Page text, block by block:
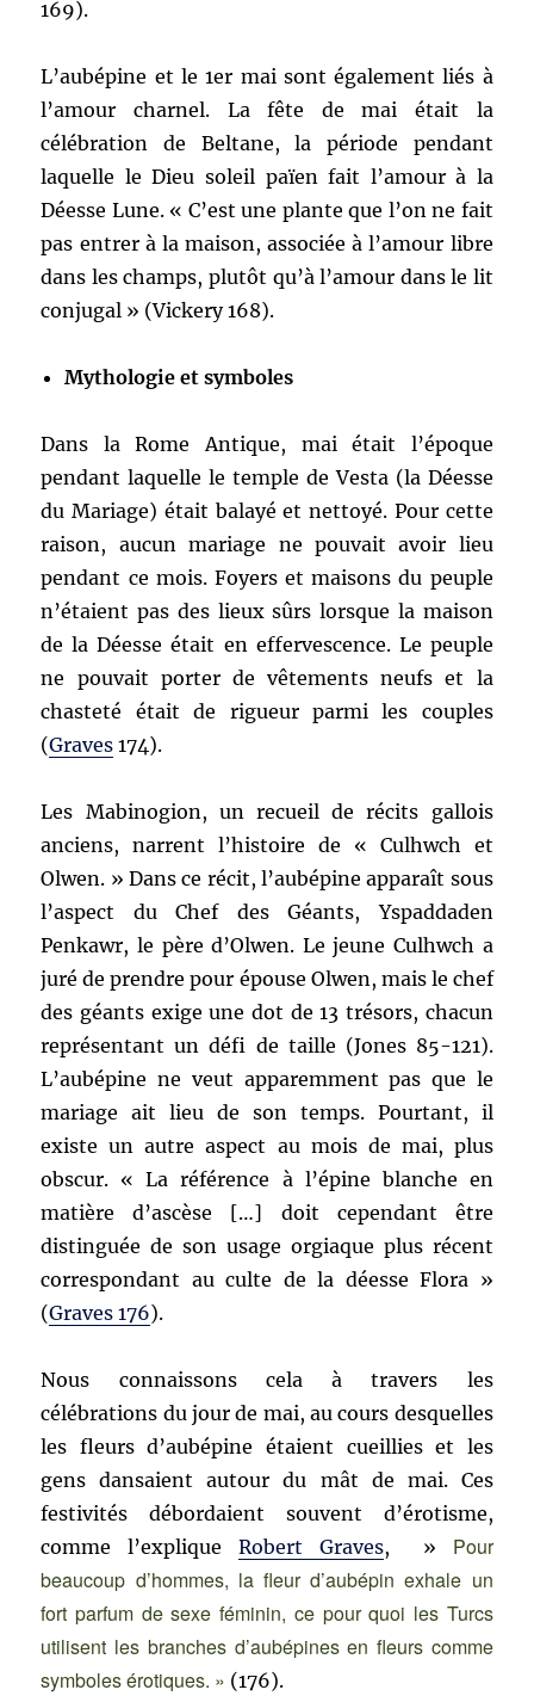
169).
L’aubépine et le 1er mai sont également liés à
l’amour charnel. La fête de mai était la
célébration de Beltane, la période pendant
laquelle le Dieu soleil païen fait l’amour à la
Déesse Lune. « C’est une plante que l’on ne fait
pas entrer à la maison, associée à l’amour libre
dans les champs, plutôt qu’à l’amour dans le lit
conjugal » (Vickery 168).
Mythologie et symboles
Dans la Rome Antique, mai était l’époque
pendant laquelle le temple de Vesta (la Déesse
du Mariage) était balayé et nettoyé. Pour cette
raison, aucun mariage ne pouvait avoir lieu
pendant ce mois. Foyers et maisons du peuple
n’étaient pas des lieux sûrs lorsque la maison
de la Déesse était en effervescence. Le peuple
ne pouvait porter de vêtements neufs et la
chasteté était de rigueur parmi les couples
(Graves 174).
Les Mabinogion, un recueil de récits gallois
anciens, narrent l’histoire de « Culhwch et
Olwen. » Dans ce récit, l’aubépine apparaît sous
l’aspect du Chef des Géants, Yspaddaden
Penkawr, le père d’Olwen. Le jeune Culhwch a
juré de prendre pour épouse Olwen, mais le chef
des géants exige une dot de 13 trésors, chacun
représentant un défi de taille (Jones 85-121).
L’aubépine ne veut apparemment pas que le
mariage ait lieu de son temps. Pourtant, il
existe un autre aspect au mois de mai, plus
obscur. « La référence à l’épine blanche en
matière d’ascèse […] doit cependant être
distinguée de son usage orgiaque plus récent
correspondant au culte de la déesse Flora »
(Graves 176).
Nous connaissons cela à travers les
célébrations du jour de mai, au cours desquelles
les fleurs d’aubépine étaient cueillies et les
gens dansaient autour du mât de mai. Ces
festivités débordaient souvent d’érotisme,
comme l’expliqueRobert Graves, » Pour
beaucoup d’hommes, la fleur d’aubépin exhale un
fort parfum de sexe féminin, ce pour quoi les Turcs
utilisent les branches d’aubépines en fleurs comme
symboles érotiques. » (176).